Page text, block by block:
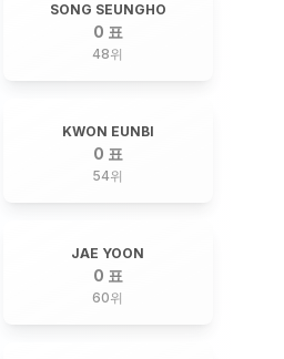
SONG SEUNGHO
0 표
48위
KWON EUNBI
0 표
54위
JAE YOON
0 표
60위